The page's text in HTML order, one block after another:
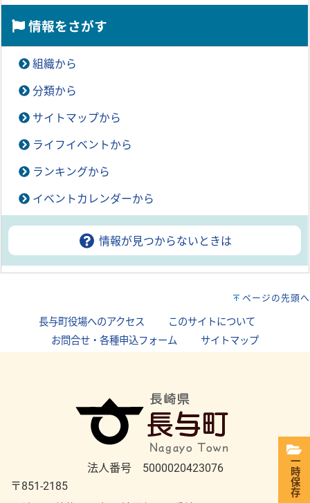
情報をさがす
組織から
分類から
サイトマップから
ライフイベントから
ランキングから
イベントカレンダーから
情報が見つからないときは
ページの先頭へ
長与町役場へのアクセス このサイトについて
お問合せ・各種申込フォーム
サイトマップ
法人番号 5000020423076
〒851-2185
一時保存